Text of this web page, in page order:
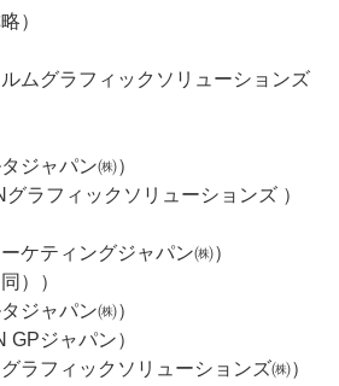
）
ムグラフィックソリューションズ
ジャパン㈱）
ラフィックソリューションズ ）
ケティングジャパン㈱）
））
ジャパン㈱）
ジャパン）
ラフィックソリューションズ㈱）